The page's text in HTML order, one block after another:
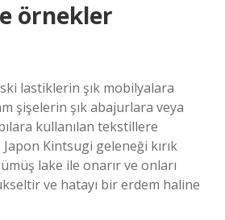
örnekler
lastiklerin şık mobilyalara
şişelerin şık abajurlara veya
kullanılan tekstillere
Kintsugi geleneği kırık
lake ile onarır ve onları
ve hatayı bir erdem haline